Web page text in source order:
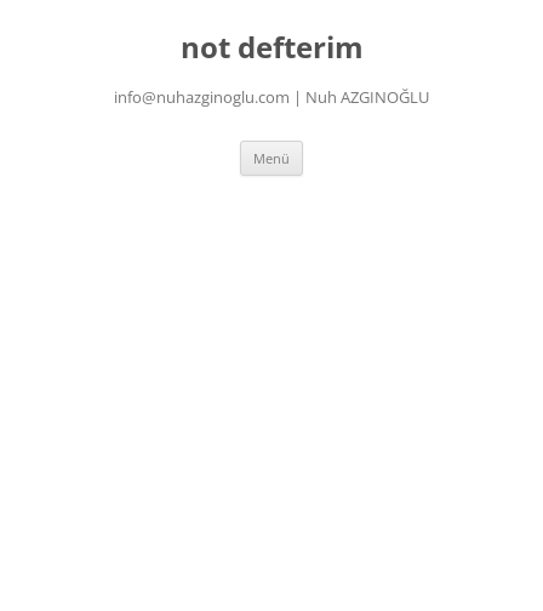
not defterim
info@nuhazginoglu.com | Nuh AZGINOĞLU
Menü